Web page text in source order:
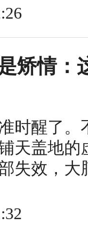
矫情：
时醒了
天盖地
失效，